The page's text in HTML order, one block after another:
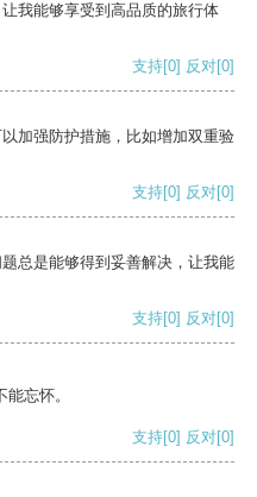
我能够享受到高品质的旅行体
支持[0] 反对[0]
加强防护措施，比如增加双重验
支持[0] 反对[0]
总是能够得到妥善解决，让我能
支持[0] 反对[0]
忘怀。
支持[0] 反对[0]